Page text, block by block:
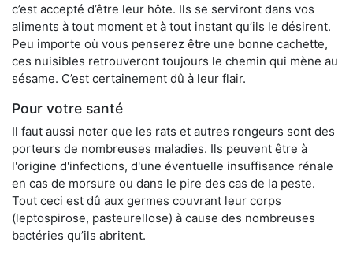
c’est accepté d’être leur hôte. Ils se serviront dans vos
aliments à tout moment et à tout instant qu’ils le désirent.
Peu importe où vous penserez être une bonne cachette,
ces nuisibles retrouveront toujours le chemin qui mène au
sésame. C’est certainement dû à leur flair.
Pour votre santé
Il faut aussi noter que les rats et autres rongeurs sont des
porteurs de nombreuses maladies. Ils peuvent être à
l'origine d'infections, d'une éventuelle insuffisance rénale
en cas de morsure ou dans le pire des cas de la peste.
Tout ceci est dû aux germes couvrant leur corps
(leptospirose, pasteurellose) à cause des nombreuses
bactéries qu’ils abritent.